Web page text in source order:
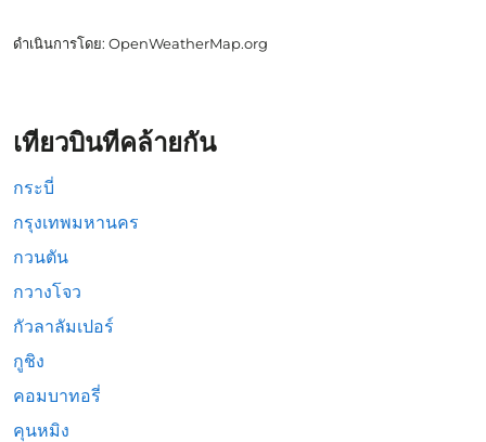
ดำเนินการโดย: OpenWeatherMap.org
เที่ยวบินที่คล้ายกัน
กระบี่
กรุงเทพมหานคร
กวนตัน
กวางโจว
กัวลาลัมเปอร์
กูชิง
คอมบาทอรี่
คุนหมิง